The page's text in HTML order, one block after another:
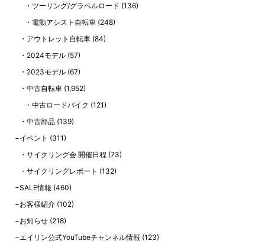
ツーリング/グラベルロード (136)
電動アシスト自転車(248)
アウトレット自転車 (84)
2024モデル (57)
2023モデル (67)
中古自転車 (1,952)
中古ロードバイク (121)
中古部品 (139)
イベント (311)
サイクリング会 開催日程 (73)
サイクリングレポート (132)
SALE情報 (460)
お客様紹介 (102)
お知らせ (218)
エイリン公式YouTubeチャンネル情報 (123)